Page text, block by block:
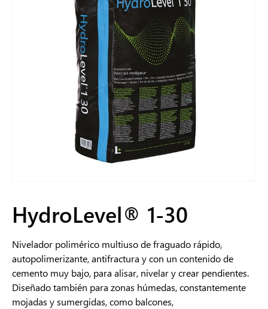
HydroLevel® 1-30
Nivelador polimérico multiuso de fraguado rápido,
autopolimerizante, antifractura y con un contenido de
cemento muy bajo, para alisar, nivelar y crear pendientes.
Diseñado también para zonas húmedas, constantemente
mojadas y sumergidas, como balcones,